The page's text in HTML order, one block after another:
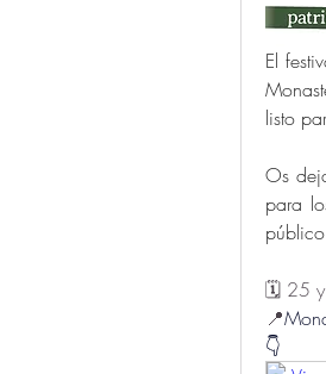
El
listo
Os
para
🗓️ 25
📍
👇